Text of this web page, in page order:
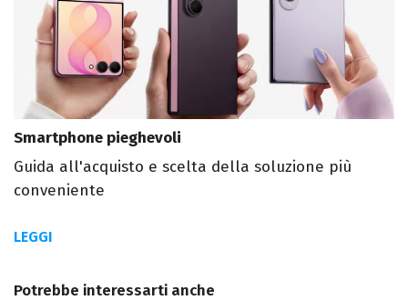
Smartphone pieghevoli
Guida all'acquisto e scelta della soluzione più
conveniente
LEGGI
Potrebbe interessarti anche